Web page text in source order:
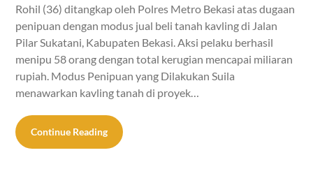
Rohil (36) ditangkap oleh Polres Metro Bekasi atas dugaan
penipuan dengan modus jual beli tanah kavling di Jalan
Pilar Sukatani, Kabupaten Bekasi. Aksi pelaku berhasil
menipu 58 orang dengan total kerugian mencapai miliaran
rupiah. Modus Penipuan yang Dilakukan Suila
menawarkan kavling tanah di proyek…
Continue Reading